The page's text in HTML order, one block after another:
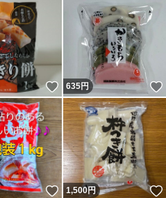
いいね！
635円
いいね！
1,500円